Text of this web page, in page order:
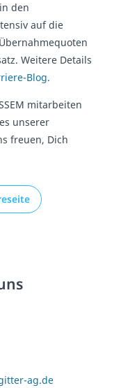
den
auf die
Weitere Details
Blog.
mitarbeiten
unserer
freuen, Dich
ag.de